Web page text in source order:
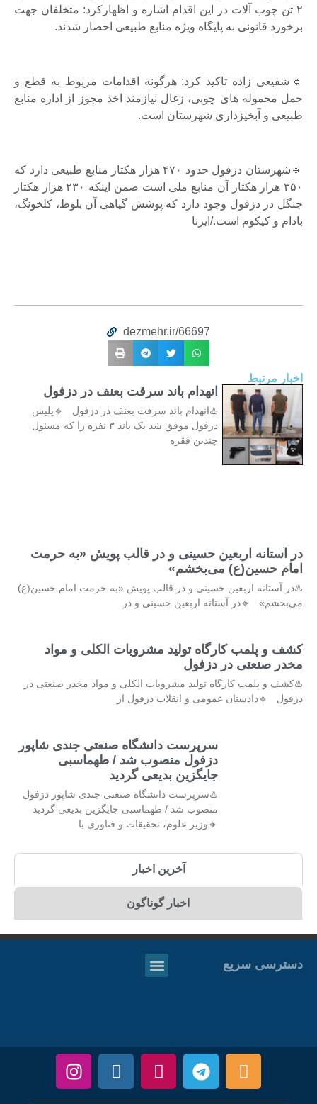
۲ تن چوب آلات در این اقدام اشاره و اظهارکرد: متخلفان جهت
برخورد قانونی به پایگاه ویژه منابع طبیعی احضار شدند.
🔹شفیعی زاده تاکید کرد: هرگونه اقدامات مربوط به قطع و
حمل محموله های چوبی، زغال نیازمند اخذ مجوز از اداره منابع
طبیعی و آبخیزداری شهرستان است.
🔹شهرستان دزفول حدود ۴۷۰ هزار هکتار منابع طبیعی دارد که
۳۵۰ هزار هکتار آن منابع ملی است ضمن اینکه ۲۳۰ هزار هکتار
جنگل در دزفول وجود دارد که پوشش گیاهی آن بلوط، کلخونگ،
بادام و کیکوم است./ایرنا
dezmehr.ir/66697
اخبار مرتبط
انهدام باند سرقت بعنف در دزفول
♨️انهدام باند سرقت بعنف در دزفول 🔹پلیس
دزفول موفق شد یک باند ۳ نفره را که مسئول
چندین فقره
در آستانه اربعین حسینی و در قالب پویش «به حرمت
امام حسین(ع) می‌بخشم»
♨️در آستانه اربعین حسینی و در قالب پویش «به حرمت امام حسین(ع)
می‌بخشم» 🔹در آستانه اربعین حسینی و در
کشف و پلمب کارگاه تولید مشروبات الکلی و مواد
مخدر صنعتی در دزفول
♨️کشف و پلمب کارگاه تولید مشروبات الکلی و مواد مخدر صنعتی در
دزفول 🔹دادستان عمومی و انقلاب دزفول از
سرپرست دانشگاه صنعتی جندی شاپور
دزفول منصوب شد / طهماسبی
جایگزین بدیعی گردید
♨️سرپرست دانشگاه صنعتی جندی شاپور دزفول
منصوب شد / طهماسبی جایگزین بدیعی گردید
🔸وزیر علوم، تحقیقات و فناوری با
آخرین اخبار
اخبار گوناگون
دسترسی سریع